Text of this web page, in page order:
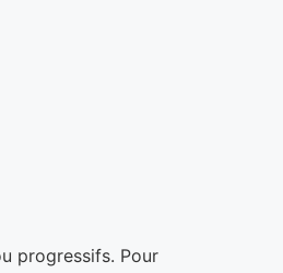
progressifs. Pour